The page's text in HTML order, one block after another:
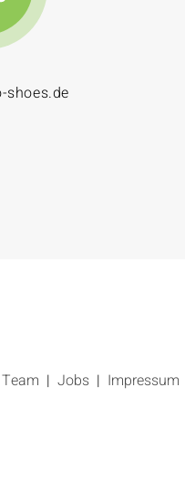
shoes.de
Team Jobs Impressum